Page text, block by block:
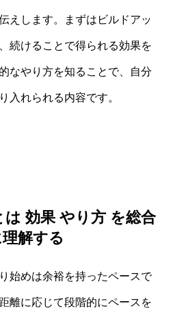
えします。まずはビルドアッ
続けることで得られる効果を
なやり方を知ることで、自分
入れられる内容です。
効果 やり方 を総合
解する
始めは余裕を持ったペースで
離に応じて段階的にペースを